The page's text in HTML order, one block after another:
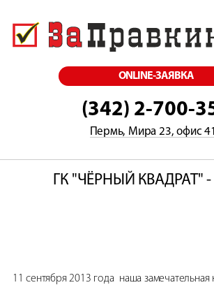
ONLINE-ЗАЯВКА
(342) 2-700-
Пермь, Мира 23, офис
ГК "ЧЁРНЫЙ КВАДРАТ" -
11 сентября 2013 года наша